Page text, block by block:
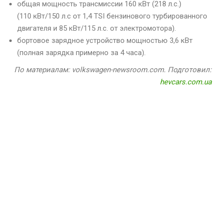
общая мощность трансмиссии 160 кВт (218 л.с.)
(110 кВт/150 л.с от 1,4 TSI бензинового турбированного
двигателя и 85 кВт/115 л.с. от электромотора).
бортовое зарядное устройство мощностью 3,6 кВт
(полная зарядка примерно за 4 часа).
По материалам: volkswagen-newsroom.com. Подготовил:
hevcars.com.ua